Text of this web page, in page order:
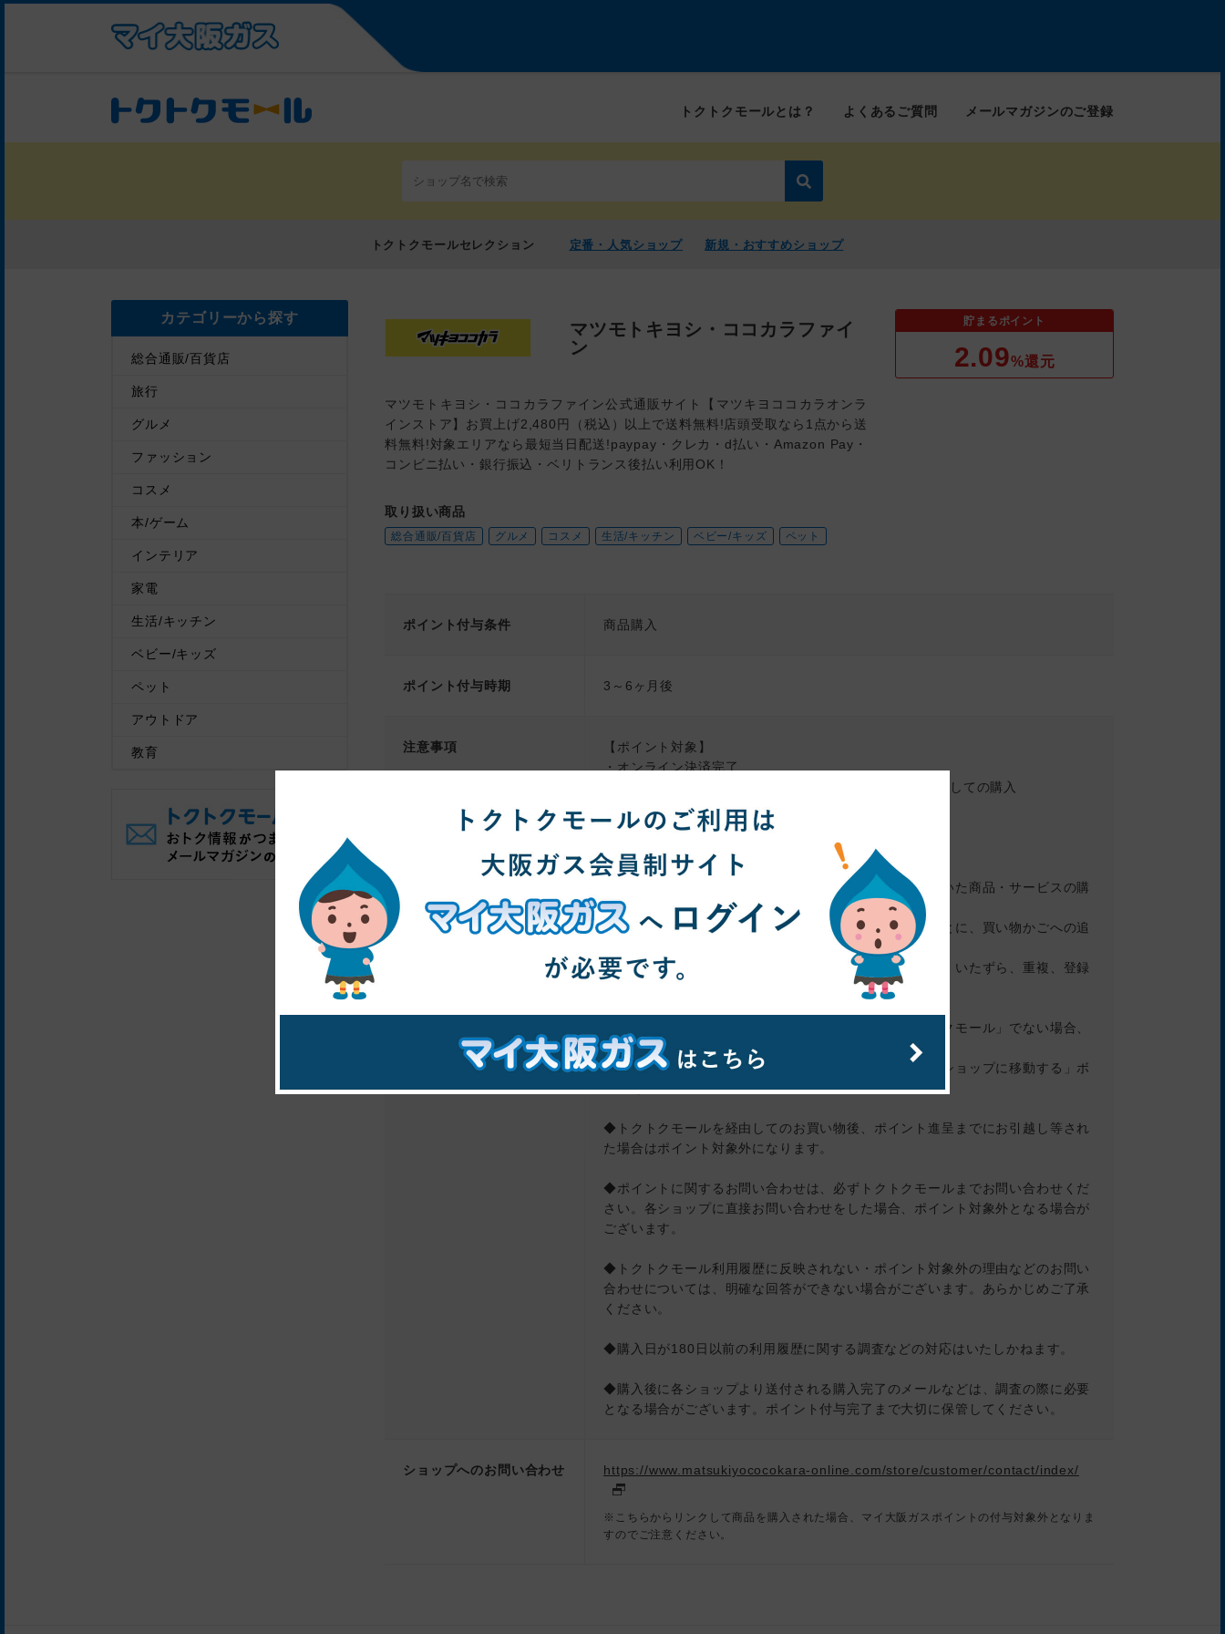
トクトクモールとは？ よくあるご質問 メールマガジンのご登録
トクトクモールセレクション 定番・人気ショップ 新規・おすすめショップ
カテゴリーから探す
総合通販/百貨店
旅行
グルメ
ファッション
コスメ
本/ゲーム
インテリア
家電
生活/キッチン
ベビー/キッズ
ペット
アウトドア
教育
マツモトキヨシ・ココカラファイ
ン
マツモトキヨシ・ココカラファイン公式通販サイト【マツキヨココカラオンラ
インストア】お買上げ2,480円（税込）以上で送料無料!店頭受取なら1点から送
料無料!対象エリアなら最短当日配送!paypay・クレカ・d払い・Amazon Pay・
コンビニ払い・銀行振込・ベリトランス後払い利用OK！
貯まるポイント
2.09%還元
取り扱い商品
総合通販/百貨店 グルメ コスメ 生活/キッチン ベビー/キッズ ペット
ポイント付与条件 商品購入
ポイント付与時期 3～6ヶ月後
注意事項
【ポイント対象】
・オンライン決済完了
・複数回注文される場合は1回ずつトクトクモールを経由しての購入
【ポイント対象外】
・代引きでの購入
・トクトクモールを経由する前に、買い物かごに入っていた商品・サービスの購
入
※必ずトクトクモールを経由しショップへ遷移したあとに、買い物かごへの追
・未入金、返品、キャンセル（クーリングオフ）、虚偽、いたずら、重複、登録
◆ショップページに遷移する直前のクリックが「トクトクモール」でない場合、
ポイント対象外になります。
※直前にトクトクモール各ショップ詳細ページの「このショップに移動する」ボ
タンをクリックしてください。
◆トクトクモールを経由してのお買い物後、ポイント進呈までにお引越し等され
た場合はポイント対象外になります。
◆ポイントに関するお問い合わせは、必ずトクトクモールまでお問い合わせくだ
さい。各ショップに直接お問い合わせをした場合、ポイント対象外となる場合が
ございます。
◆トクトクモール利用履歴に反映されない・ポイント対象外の理由などのお問い
合わせについては、明確な回答ができない場合がございます。あらかじめご了承
ください。
◆購入日が180日以前の利用履歴に関する調査などの対応はいたしかねます。
◆購入後に各ショップより送付される購入完了のメールなどは、調査の際に必要
となる場合がございます。ポイント付与完了まで大切に保管してください。
ショップへのお問い合わせ https://www.matsukiyococokara-online.com/store/customer/contact/index/
※こちらからリンクして商品を購入された場合、マイ大阪ガスポイントの付与対象外となりま
すのでご注意ください。